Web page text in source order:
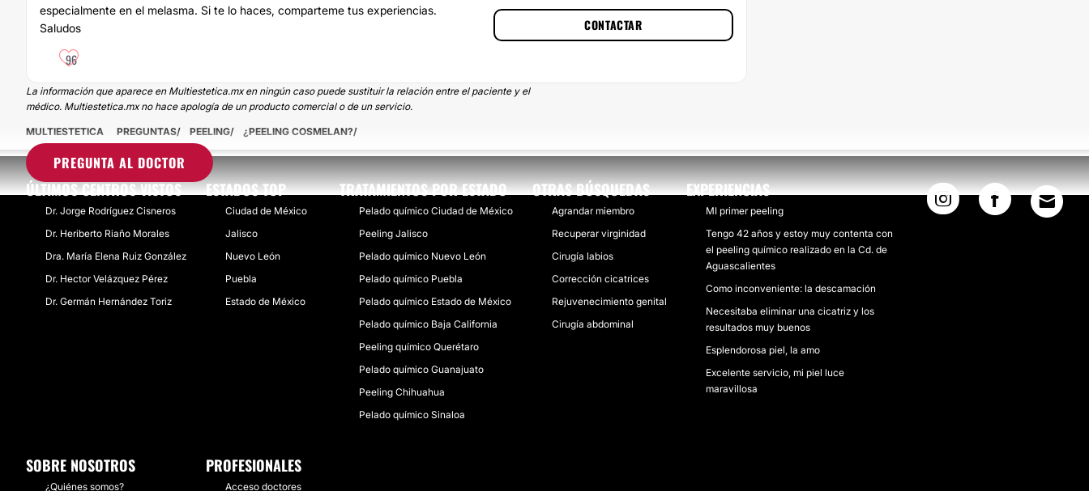
especialmente en el melasma. Si te lo haces, comparteme tus experiencias.
Saludos
96
CONTACTAR
La información que aparece en Multiestetica.mx en ningún caso puede sustituir la relación entre el paciente y el
médico. Multiestetica.mx no hace apología de un producto comercial o de un servicio.
PREGUNTA AL DOCTOR
MULTIESTETICA PREGUNTAS PEELING ¿PEELING COSMELAN?
ÚLTIMOS CENTROS VISTOS
Dr. Jorge Rodríguez Cisneros
Dr. Heriberto Riaño Morales
​Dra. María Elena Ruiz González
​Dr. Hector Velázquez Pérez
​Dr. Germán Hernández Toriz
ESTADOS TOP
Ciudad de México
Jalisco
Nuevo León
Puebla
Estado de México
TRATAMIENTOS POR ESTADO
Pelado químico Ciudad de México
Peeling Jalisco
Pelado químico Nuevo León
Pelado químico Puebla
Pelado químico Estado de México
Pelado químico Baja California
Peeling químico Querétaro
Pelado químico Guanajuato
Peeling Chihuahua
Pelado químico Sinaloa
OTRAS BÚSQUEDAS
Agrandar miembro
Recuperar virginidad
Cirugía labios
Corrección cicatrices
Rejuvenecimiento genital
Cirugía abdominal
EXPERIENCIAS
MI primer peeling
Tengo 42 años y estoy muy contenta con
el peeling químico realizado en la Cd. de
Aguascalientes
Como inconveniente: la descamación
Necesitaba eliminar una cicatriz y los
resultados muy buenos
Esplendorosa piel, la amo
Excelente servicio, mi piel luce
maravillosa
SOBRE NOSOTROS
¿Quiénes somos?
PROFESIONALES
Acceso doctores